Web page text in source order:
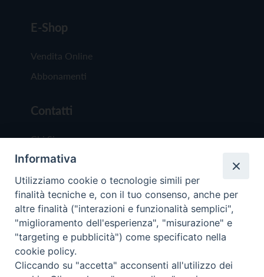
E-Shop
Vendita Online
Abbonamenti
Contatti
Chi Siamo
Redazione
Scrivici
Copyright © 2019 - Tutti i diritti riservati - Vita
Trentina Editrice
Informativa
Utilizziamo cookie o tecnologie simili per
finalità tecniche e, con il tuo consenso, anche per
altre finalità ("interazioni e funzionalità semplici",
"miglioramento dell'esperienza", "misurazione" e
"targeting e pubblicità") come specificato nella
cookie policy.
Cliccando su "accetta" acconsenti all'utilizzo dei